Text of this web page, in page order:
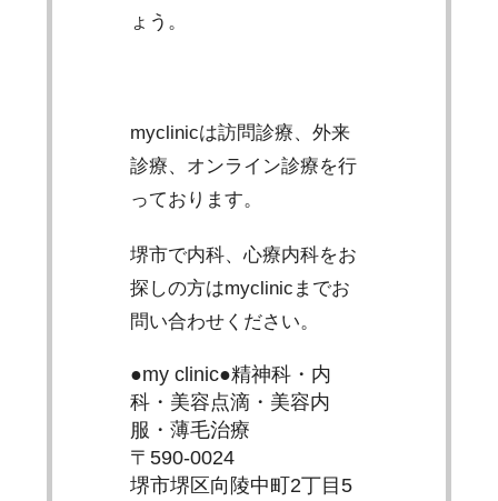
ょう。
myclinicは訪問診療、外来
診療、オンライン診療を行
っております。
堺市で内科、心療内科をお
探しの方はmyclinicまでお
問い合わせください。
●my clinic●精神科・内
科・美容点滴・美容内
服・薄毛治療
〒590-0024
堺市堺区向陵中町2丁目5